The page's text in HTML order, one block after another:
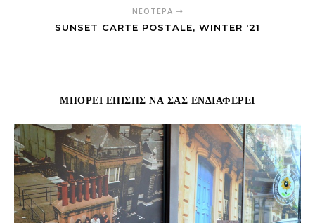
ΝΕΌΤΕΡΑ
SUNSET CARTE POSTALE, WINTER '21
ΜΠΟΡΕΊ ΕΠΊΣΗΣ ΝΑ ΣΑΣ ΕΝΔΙΑΦΈΡΕΙ